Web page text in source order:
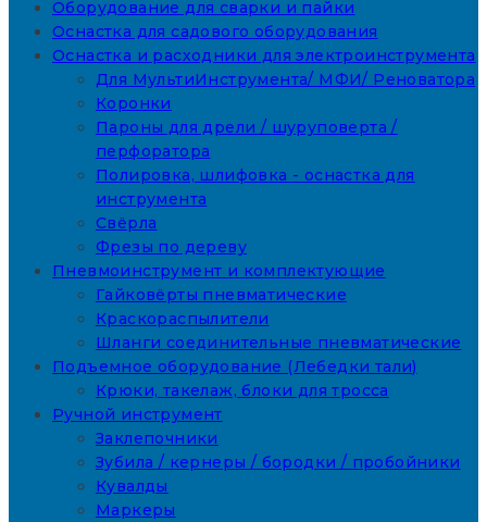
Оборудование для сварки и пайки
Оснастка для садового оборудования
Оснастка и расходники для электроинструмента
Для МультиИнструмента/ МФИ/ Реноватора
Коронки
Пароны для дрели / шуруповерта /
перфоратора
Полировка, шлифовка - оснастка для
инструмента
Свёрла
Фрезы по дереву
Пневмоинструмент и комплектующие
Гайковёрты пневматические
Краскораспылители
Шланги соединительные пневматические
Подъемное оборудование (Лебедки тали)
Крюки, такелаж, блоки для тросса
Ручной инструмент
Заклепочники
Зубила / кернеры / бородки / пробойники
Кувалды
Маркеры